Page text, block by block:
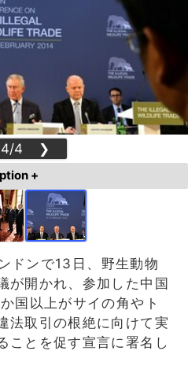
4/4 ❯
+
ドンで13日、野生動物
が開かれ、参加した中国
国以上がサイの角やト
法取引の根絶に向けて実
ことを促す宣言に署名し